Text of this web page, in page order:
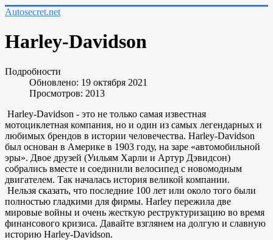
Autosecret.net
Harley-Davidson
Подробности
Обновлено: 19 октября 2021
Просмотров: 2013
Harley-Davidson - это не только самая известная
мотоциклетная компания, но и один из самых легендарных и
любимых брендов в истории человечества. Harley-Davidson
был основан в Америке в 1903 году, на заре «автомобильной
эры». Двое друзей (Уильям Харли и Артур Дэвидсон)
собрались вместе и соединили велосипед с новомодным
двигателем. Так началась история великой компании.
Нельзя сказать, что последние 100 лет или около того были
полностью гладкими для фирмы. Harley пережила две
мировые войны и очень жесткую реструктуризацию во время
финансового кризиса. Давайте взглянем на долгую и славную
историю Harley-Davidson.